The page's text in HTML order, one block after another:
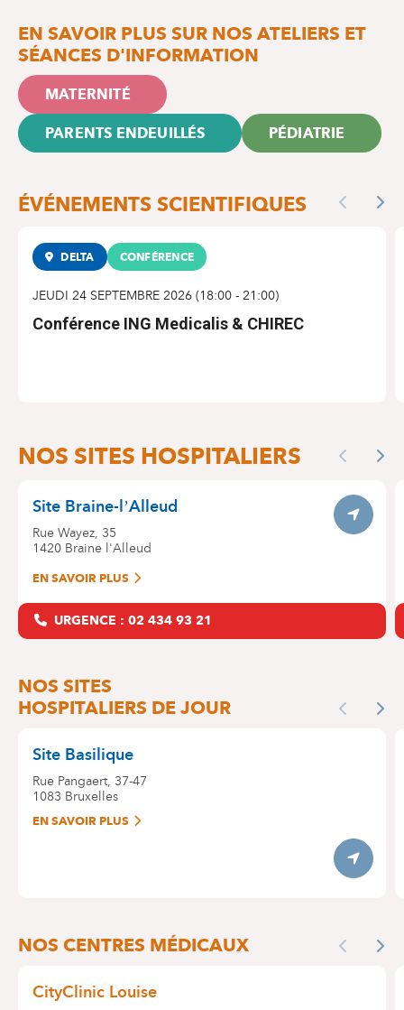
EN SAVOIR PLUS SUR NOS ATELIERS ET
SÉANCES D'INFORMATION
MATERNITÉ
PARENTS ENDEUILLÉS PÉDIATRIE
ÉVÉNEMENTS SCIENTIFIQUES Previous
DELTA CONFÉRENCE
JEUDI 24 SEPTEMBRE 2026 (18:00 - 21:00)
Conférence ING Medicalis & CHIREC
NOS SITES
Skip
NOS SITES HOSPITALIERS Previous
Site Braine-l’Alleud
Rue Wayez, 35
1420 Braine l'Alleud
EN SAVOIR PLUS
URGENCE : 02 434 93 21
NOS SITES
HOSPITALIERS DE JOUR
Previous
Site Basilique
Rue Pangaert, 37-47
1083 Bruxelles
EN SAVOIR PLUS
Itinerary
NOS CENTRES MÉDICAUX Previous
CityClinic Louise